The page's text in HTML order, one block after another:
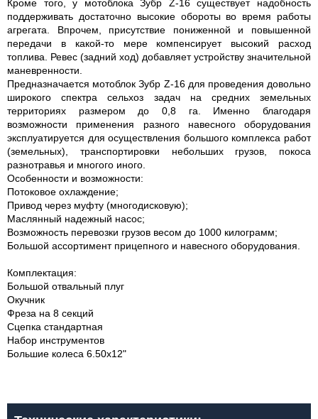
Кроме того, у мотоблока Зубр Z-16 существует надобность
поддерживать достаточно высокие обороты во время работы
агрегата. Впрочем, присутствие пониженной и повышенной
передачи в какой-то мере компенсирует высокий расход
топлива. Ревес (задний ход) добавляет устройству значительной
маневренности.
Предназначается мотоблок Зубр Z-16 для проведения довольно
широкого спектра сельхоз задач на средних земельных
территориях размером до 0,8 га. Именно благодаря
возможности применения разного навесного оборудования
эксплуатируется для осуществления большого комплекса работ
(земельных), транспортировки небольших грузов, покоса
разнотравья и многого иного.
Особенности и возможности:
Потоковое охлаждение;
Привод через муфту (многодисковую);
Маслянный надежный насос;
Возможность перевозки грузов весом до 1000 килограмм;
Большой ассортимент прицепного и навесного оборудования.
Комплектация:
Большой отвальный плуг
Окучник
Фреза на 8 секций
Сцепка стандартная
Набор инструментов
Большие колеса 6.50х12"